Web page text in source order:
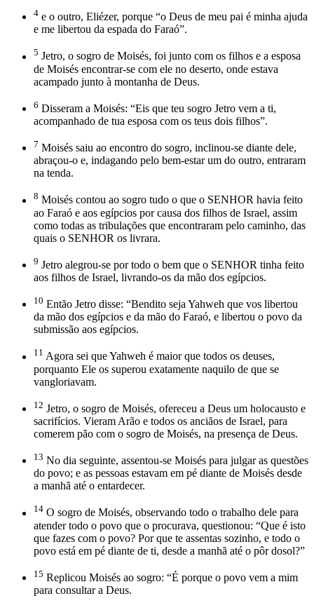
4 e o outro, Eliézer, porque “o Deus de meu pai é minha ajuda
e me libertou da espada do Faraó”.
5 Jetro, o sogro de Moisés, foi junto com os filhos e a esposa
de Moisés encontrar-se com ele no deserto, onde estava
acampado junto à montanha de Deus.
6 Disseram a Moisés: “Eis que teu sogro Jetro vem a ti,
acompanhado de tua esposa com os teus dois filhos”.
7 Moisés saiu ao encontro do sogro, inclinou-se diante dele,
abraçou-o e, indagando pelo bem-estar um do outro, entraram
na tenda.
8 Moisés contou ao sogro tudo o que o SENHOR havia feito
ao Faraó e aos egípcios por causa dos filhos de Israel, assim
como todas as tribulações que encontraram pelo caminho, das
quais o SENHOR os livrara.
9 Jetro alegrou-se por todo o bem que o SENHOR tinha feito
aos filhos de Israel, livrando-os da mão dos egípcios.
10 Então Jetro disse: “Bendito seja Yahweh que vos libertou
da mão dos egípcios e da mão do Faraó, e libertou o povo da
submissão aos egípcios.
11 Agora sei que Yahweh é maior que todos os deuses,
porquanto Ele os superou exatamente naquilo de que se
vangloriavam.
12 Jetro, o sogro de Moisés, ofereceu a Deus um holocausto e
sacrifícios. Vieram Arão e todos os anciãos de Israel, para
comerem pão com o sogro de Moisés, na presença de Deus.
13 No dia seguinte, assentou-se Moisés para julgar as questões
do povo; e as pessoas estavam em pé diante de Moisés desde
a manhã até o entardecer.
14 O sogro de Moisés, observando todo o trabalho dele para
atender todo o povo que o procurava, questionou: “Que é isto
que fazes com o povo? Por que te assentas sozinho, e todo o
povo está em pé diante de ti, desde a manhã até o pôr dosol?”
15 Replicou Moisés ao sogro: “É porque o povo vem a mim
para consultar a Deus.